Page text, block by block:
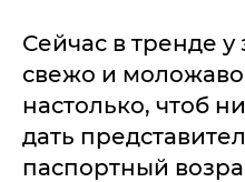
Сейчас в тренде у
свежо и
настолько, чтоб
дать
паспортный